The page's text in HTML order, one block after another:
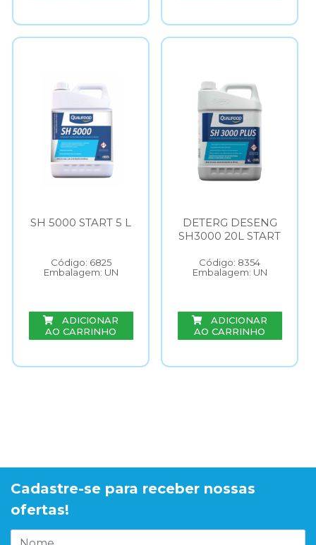
SH 5000 START 5 L
Código: 6825
Embalagem: UN
ADICIONAR
AO CARRINHO
DETERG DESENG
SH3000 20L START
Código: 8354
Embalagem: UN
ADICIONAR
AO CARRINHO
Cadastre-se para receber nossas
ofertas!